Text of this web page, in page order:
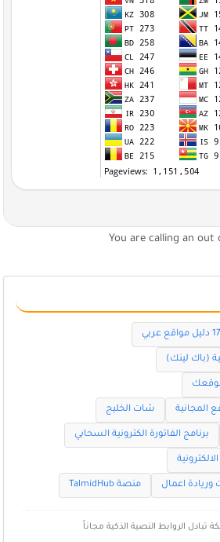
You are calling an
(باك لينك)
المجانية شات الخليج
برنامج الفاتورة الكترونية السحابي
وريادة اعمال منصة TalmidHub
تبادل الروابط النصية الذكية مجاناً